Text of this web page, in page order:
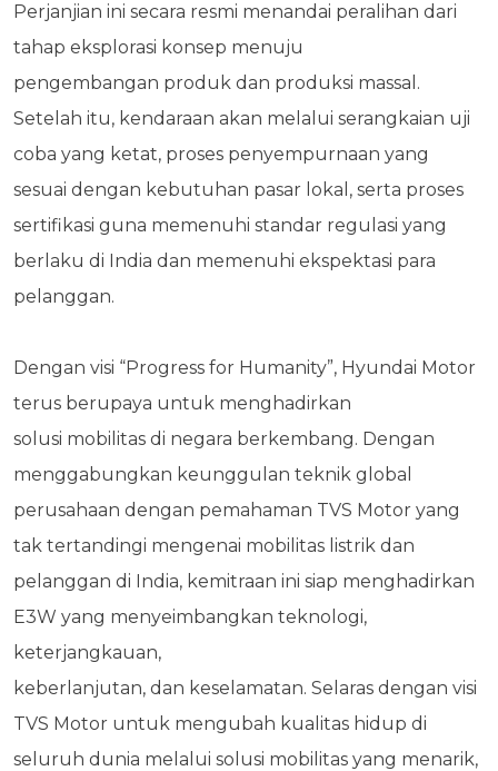
Perjanjian ini secara resmi menandai peralihan dari
tahap eksplorasi konsep menuju
pengembangan produk dan produksi massal.
Setelah itu, kendaraan akan melalui serangkaian uji
coba yang ketat, proses penyempurnaan yang
sesuai dengan kebutuhan pasar lokal, serta proses
sertifikasi guna memenuhi standar regulasi yang
berlaku di India dan memenuhi ekspektasi para
pelanggan.
Dengan visi “Progress for Humanity”, Hyundai Motor
terus berupaya untuk menghadirkan
solusi mobilitas di negara berkembang. Dengan
menggabungkan keunggulan teknik global
perusahaan dengan pemahaman TVS Motor yang
tak tertandingi mengenai mobilitas listrik dan
pelanggan di India, kemitraan ini siap menghadirkan
E3W yang menyeimbangkan teknologi,
keterjangkauan,
keberlanjutan, dan keselamatan. Selaras dengan visi
TVS Motor untuk mengubah kualitas hidup di
seluruh dunia melalui solusi mobilitas yang menarik,